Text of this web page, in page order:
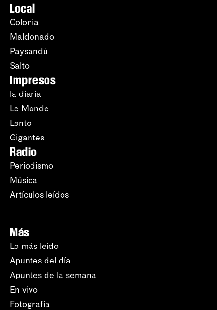
Local
Colonia
Maldonado
Paysandú
Salto
Impresos
la diaria
Le Monde
Lento
Gigantes
Radio
Periodismo
Música
Artículos leídos
Más
Lo más leído
Apuntes del día
Apuntes de la semana
En vivo
Fotografía